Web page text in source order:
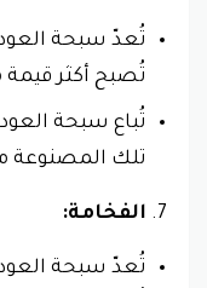
تُعدّ سبحة
تُصبح أكثر
تُباع سبحة
تلك المصنوعة
الفخامة:
تُعدّ سبحة العود